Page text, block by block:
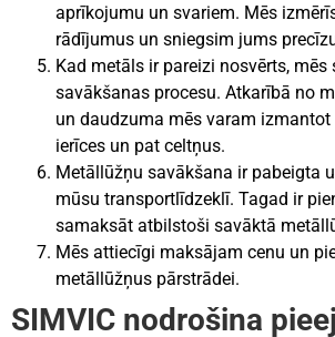
aprīkojumu un svariem. Mēs
rādījumus un sniegsim jums
Kad metāls ir pareizi nosvērts,
savākšanas procesu. Atkarībā no
un daudzuma mēs varam
ierīces un pat celtņus.
Metāllūžņu savākšana ir pabeigta
mūsu transportlīdzeklī. Tagad ir
samaksāt atbilstoši savāktā
Mēs attiecīgi maksājam cenu un
metāllūžņus pārstrādei.
SIMVIC nodrošina